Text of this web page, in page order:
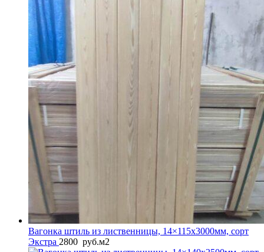
Вагонка штиль из лиственницы, 14×115x3000мм, сорт
Экстра 2800 руб.м2